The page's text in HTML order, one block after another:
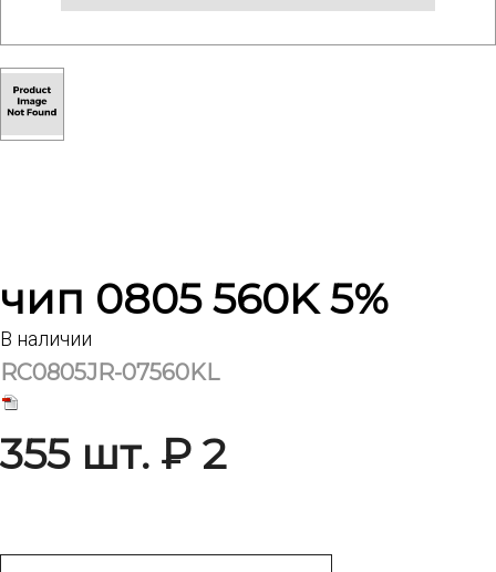
чип 0805 560K 5%
В наличии
RC0805JR-07560KL
355 шт. ₽ 2